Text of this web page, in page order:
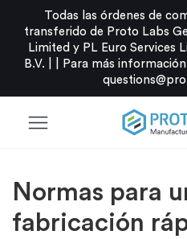
Todas las órdenes de
transferido de Proto Labs
Limited y PL Euro Services
B.V. |
Para más
menu
Normas para
fabricación